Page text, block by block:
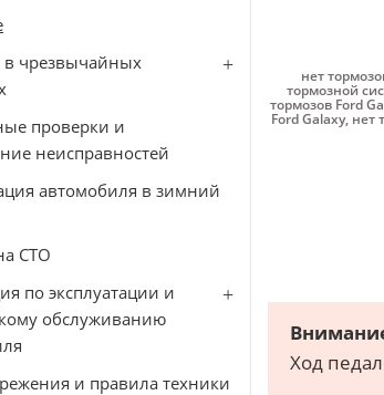
в чрезвычайных
проверки и
неисправностей
автомобиля в зимний
СТО
по эксплуатации и
обслуживанию
и правила техники
нет
тормозной
тормозов Ford
Ford Galaxy, нет
Ход